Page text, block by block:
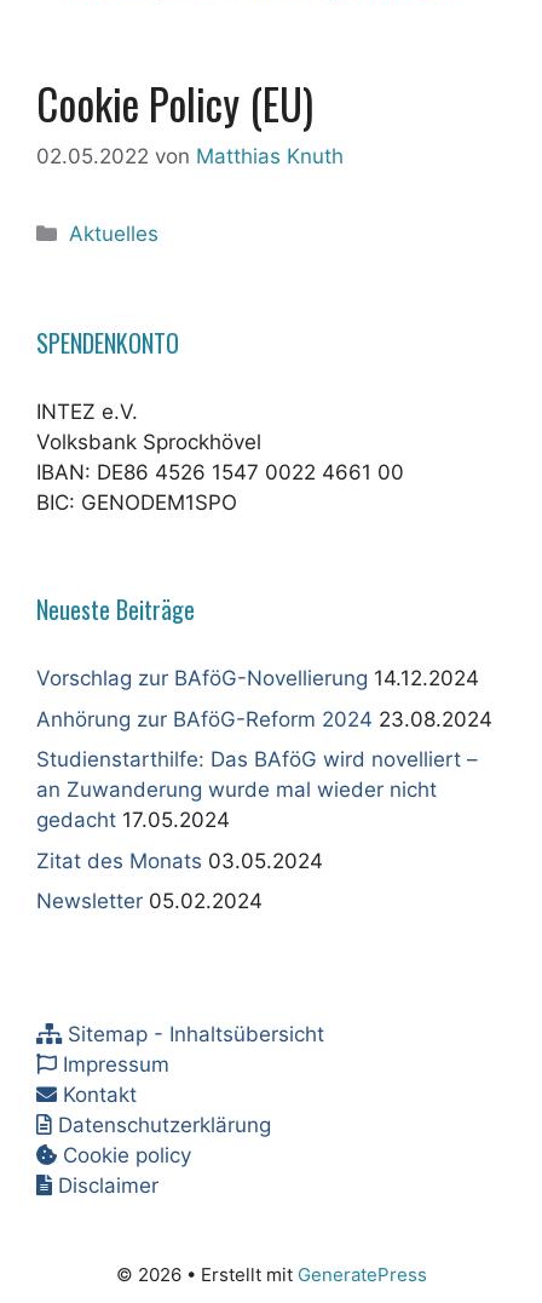
Cookie Policy (EU)
02.05.2022 von Matthias Knuth
Kategorien
Aktuelles
SPENDENKONTO
INTEZ e.V.
Volksbank Sprockhövel
IBAN: DE86 4526 1547 0022 4661 00
BIC: GENODEM1SPO
Neueste Beiträge
Vorschlag zur BAföG-Novellierung 14.12.2024
Anhörung zur BAföG-Reform 2024 23.08.2024
Studienstarthilfe: Das BAföG wird novelliert –
an Zuwanderung wurde mal wieder nicht
gedacht 17.05.2024
Zitat des Monats 03.05.2024
Newsletter 05.02.2024
Sitemap - Inhaltsübersicht
Impressum
Kontakt
Datenschutzerklärung
Cookie policy
Disclaimer
© 2026 • Erstellt mit GeneratePress